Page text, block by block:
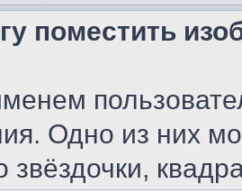
поместить
Одно из них
звёздочки,